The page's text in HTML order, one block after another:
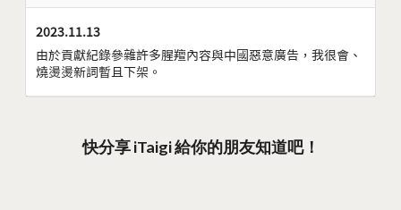
2023.11.13
由於貢獻紀錄參雜許多腥羶內容與中國惡意廣告，我很會、
燒燙燙新詞暫且下架。
快分享 iTaigi 給你的朋友知道吧！